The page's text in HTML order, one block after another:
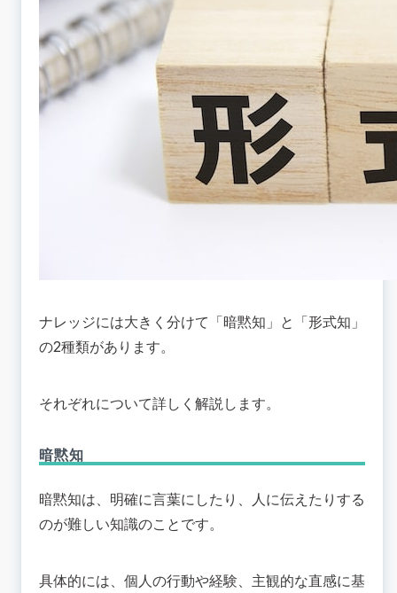
ナレッジには大きく分けて「暗黙知」と「形式知」
の2種類があります。
それぞれについて詳しく解説します。
暗黙知
暗黙知は、明確に言葉にしたり、人に伝えたりする
のが難しい知識のことです。
具体的には、個人の行動や経験、主観的な直感に基